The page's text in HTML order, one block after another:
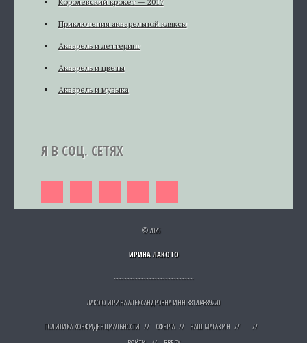
Приключения акварельной кляксы
Акварель и леттеринг
Акварель и цветы
Акварель и музыка
Я В СОЦ. СЕТЯХ
© 2026
ИРИНА ЛАКОТО
~~~~~~~~~~~~~~~~~~~~~~~~~~~~~
ЛАКОТО ИРИНА АЛЕКСАНДРОВНА ИНН 381204889220
ПОЛИТИКА КОНФИДЕНЦИАЛЬНОСТИ // ОФЕРТА// НАШ МАГАЗИН // //